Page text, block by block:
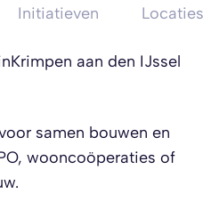
Initiatieven Locaties
aan den IJssel
samen bouwen en
wooncoöperaties of